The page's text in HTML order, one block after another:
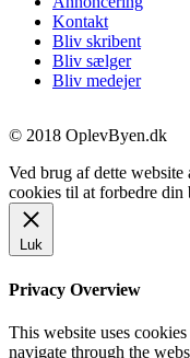
Kontakt
Bliv skribent
Bliv sælger
Bliv medejer
© 2018 OplevByen.dk
Ved brug af dette website
cookies til at forbedre din
Luk
Privacy Overview
This website uses
navigate through the